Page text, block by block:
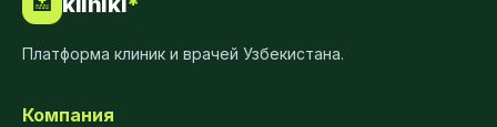
Платформа клиник и врачей Узбекистана.
Компания